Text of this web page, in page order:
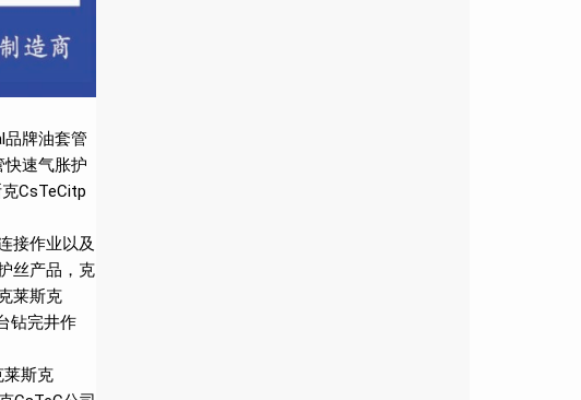
品牌油套管
速气胀护
CsTeCitp
接作业以及
丝产品，克
莱斯克
钻完井作
莱斯克